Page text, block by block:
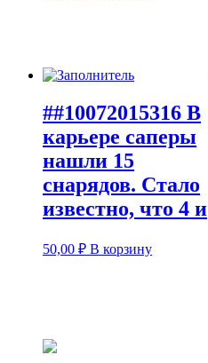
##10072015316 В
карьере саперы
нашли 15
снарядов. Стало
известно, что 4 и
50,00 ₽ В корзину